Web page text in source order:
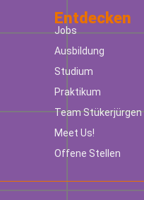
Entdecken
Jobs
Ausbildung
Studium
Praktikum
Team Stükerjürgen
Meet Us!
Offene Stellen